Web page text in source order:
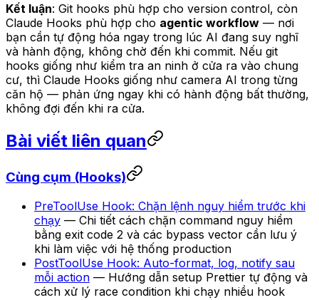
Kết luận: Git hooks phù hợp cho version control, còn
Claude Hooks phù hợp cho agentic workflow — nơi
bạn cần tự động hóa ngay trong lúc AI đang suy nghĩ
và hành động, không chờ đến khi commit. Nếu git
hooks giống như kiểm tra an ninh ở cửa ra vào chung
cư, thì Claude Hooks giống như camera AI trong từng
căn hộ — phản ứng ngay khi có hành động bất thường,
không đợi đến khi ra cửa.
Bài viết liên quan
Cùng cụm (Hooks)
PreToolUse Hook: Chặn lệnh nguy hiểm trước khi
chạy — Chi tiết cách chặn command nguy hiểm
bằng exit code 2 và các bypass vector cần lưu ý
khi làm việc với hệ thống production
PostToolUse Hook: Auto-format, log, notify sau
mỗi action — Hướng dẫn setup Prettier tự động và
cách xử lý race condition khi chạy nhiều hook